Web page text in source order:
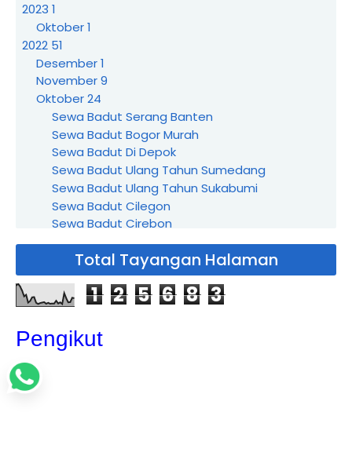
2023 1
Oktober1
2022 51
Desember1
November9
Oktober24
Sewa Badut Serang Banten
Sewa Badut Bogor Murah
Sewa Badut Di Depok
Sewa Badut Ulang Tahun Sumedang
Sewa Badut Ulang Tahun Sukabumi
Sewa Badut Cilegon
Sewa Badut Cirebon
Sewa Badut Ulang Tahun Bandung Murah
Sewa Badut Ulang Tahun Semarang
Sewa Badut Solo / Surakarta
Sewa Badut Jogja
Sewa Badut Ulang Tahun Malang
Sewa Badut Cianjur
Total Tayangan Halaman
1 2 5 6 8 3
Pengikut